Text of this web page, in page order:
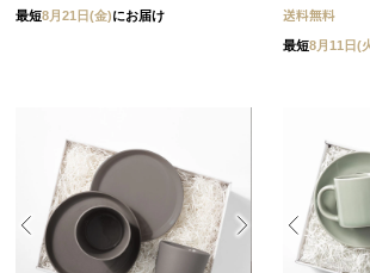
最短8月21日(金)にお届け 送料無料
最短8月11日(